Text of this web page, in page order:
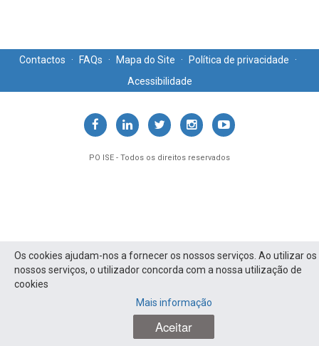
Os cookies ajudam-nos a fornecer os nossos serviços. Ao utilizar os
nossos serviços, o utilizador concorda com a nossa utilização de
cookies
Mais informação
Aceitar
Contactos · FAQs · Mapa do Site · Política de privacidade
·
Acessibilidade
PO ISE - Todos os direitos reservados